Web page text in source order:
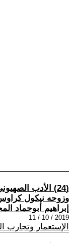
(24) الأدب
وزوجه نيكول
إبراهيم أبوحماد
2019 / 10 / 11
الإستعمار وتجارب